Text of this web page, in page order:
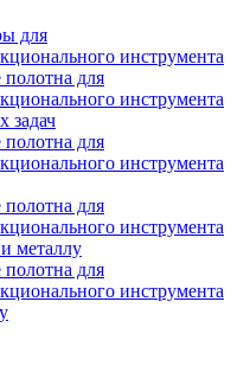
для
инструмента
для
инструмента
задач
для
инструмента
для
инструмента
металлу
для
инструмента